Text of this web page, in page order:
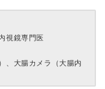
視鏡専門医
、大腸カメラ（大腸内